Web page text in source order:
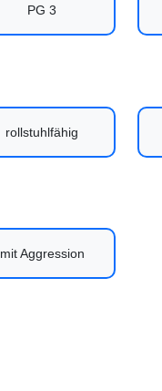
PG 3
rollstuhlfähig
mit Aggression